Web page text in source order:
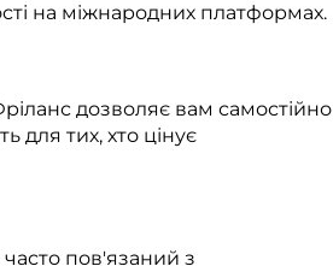
на міжнародних платформах.
дозволяє вам самостійно
для тих, хто цінує
пов'язаний з